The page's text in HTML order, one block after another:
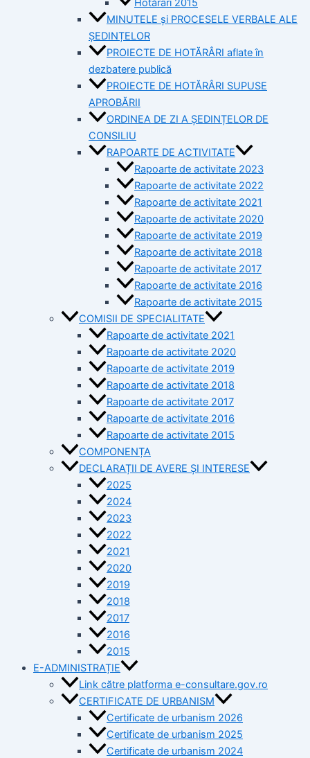
MINUTELE și PROCESELE VERBALE ALE
ȘEDINȚELOR
PROIECTE DE HOTĂRÂRI aflate în
dezbatere publică
PROIECTE DE HOTĂRÂRI SUPUSE
APROBĂRII
ORDINEA DE ZI A ȘEDINȚELOR DE
CONSILIU
RAPOARTE DE ACTIVITATE
Rapoarte de activitate 2023
Rapoarte de activitate 2022
Rapoarte de activitate 2021
Rapoarte de activitate 2020
Rapoarte de activitate 2019
Rapoarte de activitate 2018
Rapoarte de activitate 2017
Rapoarte de activitate 2016
Rapoarte de activitate 2015
COMISII DE SPECIALITATE
Rapoarte de activitate 2021
Rapoarte de activitate 2020
Rapoarte de activitate 2019
Rapoarte de activitate 2018
Rapoarte de activitate 2017
Rapoarte de activitate 2016
Rapoarte de activitate 2015
COMPONENȚA
DECLARAȚII DE AVERE ȘI INTERESE
2025
2024
2023
2022
2021
2020
2019
2018
2017
2016
2015
E-ADMINISTRAȚIE
Link către platforma e-consultare.gov.ro
CERTIFICATE DE URBANISM
Certificate de urbanism 2026
Certificate de urbanism 2025
Certificate de urbanism 2024